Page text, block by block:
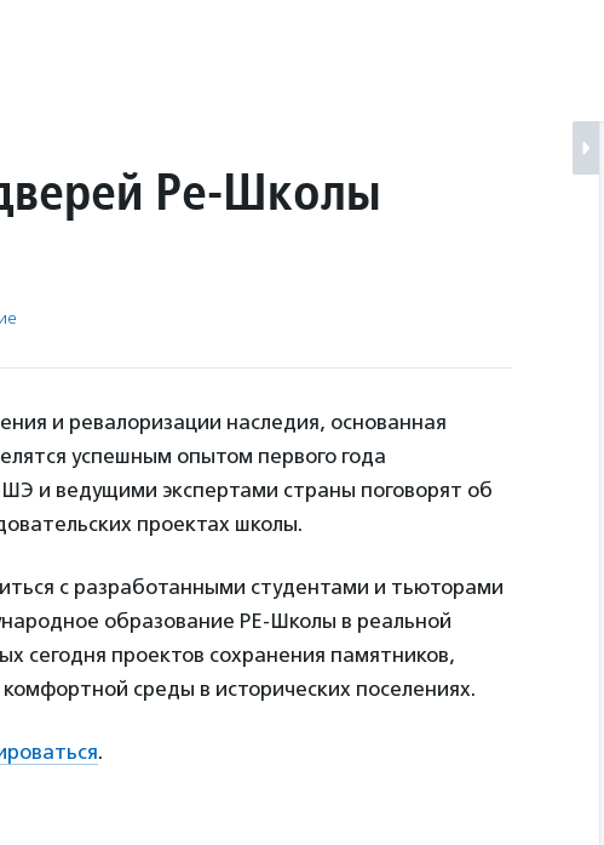
Ре-Школы
и ревалоризации наследия, основанная
успешным опытом первого года
и ведущими экспертами страны поговорят об
проектах школы.
с разработанными студентами и тьюторами
образование РЕ-Школы в реальной
сегодня проектов сохранения памятников,
среды в исторических поселениях.
.